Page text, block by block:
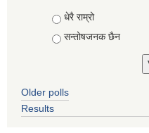
Choices
धेरै राम्रो
सन्तोषजनक छैन
Older polls
Results